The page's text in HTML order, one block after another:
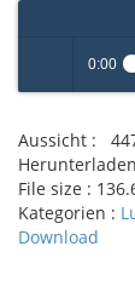
Play /
0:00
Aussicht :
File size :
Kategorien :
Download